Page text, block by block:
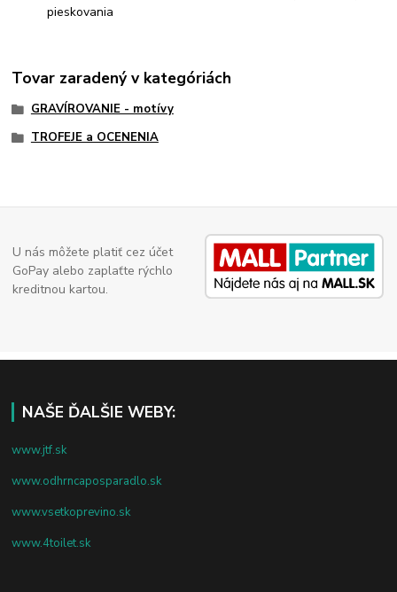
pieskovania
Tovar zaradený v kategóriách
GRAVÍROVANIE - motívy
TROFEJE a OCENENIA
U nás môžete platiť cez účet
GoPay alebo zaplaťte rýchlo
kreditnou kartou.
NAŠE ĎALŠIE WEBY:
www.jtf.sk
www.odhrncaposparadlo.sk
www.vsetkoprevino.sk
www.4toilet.sk